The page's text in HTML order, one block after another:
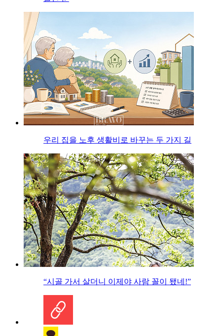
우리 집을 노후 생활비로 바꾸는 두 가지 길
“시골 가서 살더니 이제야 사람 꼴이 됐네!”